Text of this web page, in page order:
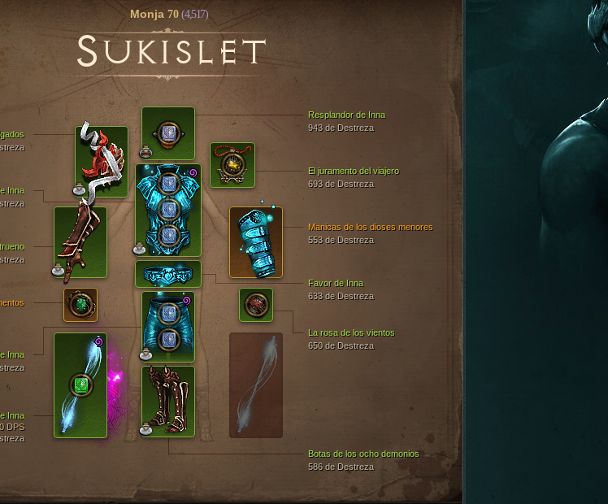
Monja 70 (4,517)
SUKISLET
Resplandor de Inna
943 de Destreza
Inna
Botas de los ocho demonios
586 de Destreza
Inna
Manicas de los dioses menores
553 de Destreza
Inna
DPS
Favor de Inna
633 de Destreza
La rosa de los vientos
650 de Destreza
El juramento del viajero
693 de Destreza